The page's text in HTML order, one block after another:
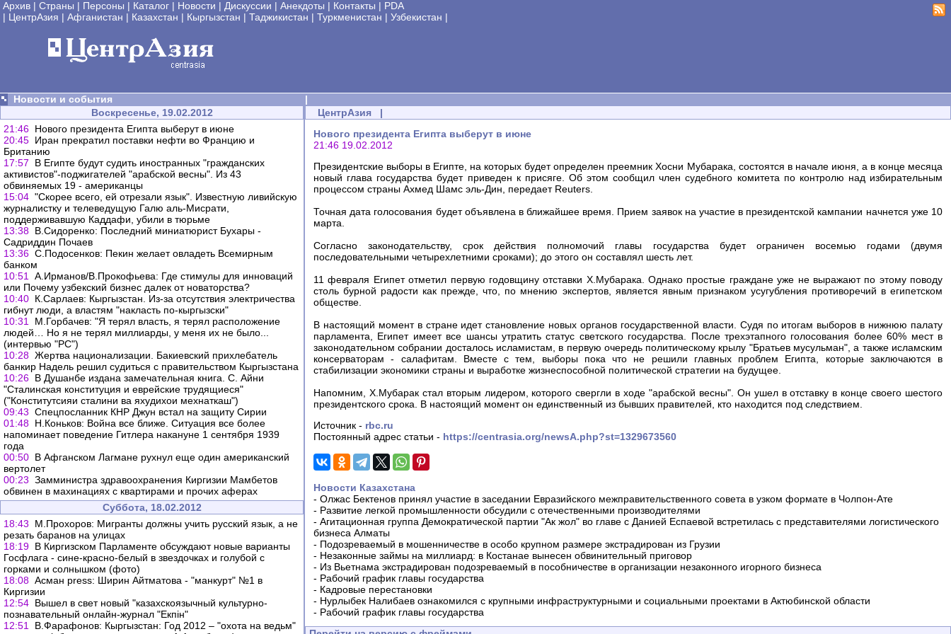
Архив | Страны | Персоны | Каталог | Новости | Дискуссии | Анекдоты | Контакты | PDA
| ЦентрАзия | Афганистан | Казахстан | Кыргызстан | Таджикистан | Туркменистан | Узбекистан |
Новости и события
|
Воскресенье, 19.02.2012
21:46 Нового президента Египта выберут в июне
20:45 Иран прекратил поставки нефти во Францию и
Британию
17:57
В Египте будут судить иностранных "гражданских
активистов"-поджигателей "арабской весны". Из 43
обвиняемых 19 - американцы
15:04 "Скорее всего, ей отрезали язык". Известную ливийскую
журналистку и телеведущую Галю аль-Мисрати,
поддерживавшую Каддафи, убили в тюрьме
13:38 В.Сидоренко: Последний миниатюрист Бухары -
Садриддин Почаев
13:36 С.Подосенков: Пекин желает овладеть Всемирным
банком
10:51
А.Ирманов/В.Прокофьева: Где стимулы для инноваций
или Почему узбекский бизнес далек от новаторства?
10:40 К.Сарлаев: Кыргызстан. Из-за отсутствия электричества
гибнут люди, а властям "накласть по-кыргызски"
10:31
М.Горбачев: "Я терял власть, я терял расположение
людей… Но я не терял миллиарды, у меня их не было...
(интервью "РС")
10:28 Жертва национализации. Бакиевский прихлебатель
банкир Надель решил судиться с правительством Кыргызстана
10:26 В Душанбе издана замечательная книга. С. Айни
"Сталинская конституция и еврейские трудящиеся"
("Конститутсияи сталини ва яхудихои мехнаткаш")
09:43 Спецпосланник КНР Джун встал на защиту Сирии
01:48 Н.Коньков: Война все ближе. Ситуация все более
напоминает поведение Гитлера накануне 1 сентября 1939
года
00:50 В Афганском Лагмане рухнул еще один американский
вертолет
00:23 Замминистра здравоохранения Киргизии Мамбетов
обвинен в махинациях с квартирами и прочих аферах
Суббота, 18.02.2012
18:43
М.Прохоров: Мигранты должны учить русский язык, а не
резать баранов на улицах
18:19 В Киргизском Парламенте обсуждают новые варианты
Госфлага - сине-красно-белый в звездочках и голубой с
горками и солнышком (фото)
18:08 Асман press: Ширин Айтматова - "манкурт" №1 в
Киргизии
12:54 Вышел в свет новый "казахскоязычный культурно-
познавательный онлайн-журнал "Екпін"
12:51
В.Фарафонов: Кыргызстан: Год 2012 – "охота на ведьм"
ЦентрАзия |
Нового президента Египта выберут в июне
21:46 19.02.2012
Президентские выборы в Египте, на которых будет определен преемник Хосни Мубарака, состоятся в начале июня, а в конце месяца
новый глава государства будет приведен к присяге. Об этом сообщил член судебного комитета по контролю над избирательным
процессом страны Ахмед Шамс эль-Дин, передает Reuters.
Точная дата голосования будет объявлена в ближайшее время. Прием заявок на участие в президентской кампании начнется уже 10
марта.
Согласно законодательству, срок действия полномочий главы государства будет ограничен восемью годами (двумя
последовательными четырехлетними сроками); до этого он составлял шесть лет.
11 февраля Египет отметил первую годовщину отставки Х.Мубарака. Однако простые граждане уже не выражают по этому поводу
столь бурной радости как прежде, что, по мнению экспертов, является явным признаком усугубления противоречий в египетском
обществе.
В настоящий момент в стране идет становление новых органов государственной власти. Судя по итогам выборов в нижнюю палату
парламента, Египет имеет все шансы утратить статус светского государства. После трехэтапного голосования более 60% мест в
законодательном собрании досталось исламистам, в первую очередь политическому крылу "Братьев мусульман", а также исламским
консерваторам - салафитам. Вместе с тем, выборы пока что не решили главных проблем Египта, которые заключаются в
стабилизации экономики страны и выработке жизнеспособной политической стратегии на будущее.
Напомним, Х.Мубарак стал вторым лидером, которого свергли в ходе "арабской весны". Он ушел в отставку в конце своего шестого
президентского срока. В настоящий момент он единственный из бывших правителей, кто находится под следствием.
Источник - rbc.ru
Постоянный адрес статьи - https://centrasia.org/newsA.php?st=1329673560
Новости Казахстана
- Олжас Бектенов принял участие в заседании Евразийского межправительственного совета в узком формате в Чолпон-Ате
- Развитие легкой промышленности обсудили с отечественными производителями
- Агитационная группа Демократической партии "Ак жол" во главе с Данией Еспаевой встретилась с представителями логистического
бизнеса Алматы
- Подозреваемый в мошенничестве в особо крупном размере экстрадирован из Грузии
- Незаконные займы на миллиард: в Костанае вынесен обвинительный приговор
- Из Вьетнама экстрадирован подозреваемый в пособничестве в организации незаконного игорного бизнеса
- Рабочий график главы государства
- Кадровые перестановки
- Нурлыбек Налибаев ознакомился с крупными инфраструктурными и социальными проектами в Актюбинской области
- Рабочий график главы государства